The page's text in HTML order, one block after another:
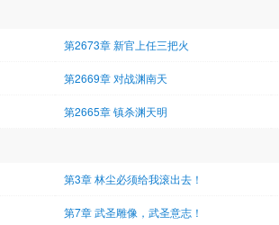
第2673章 新官上任三把火
第2669章 对战渊南天
第2665章 镇杀渊天明
第3章 林尘必须给我滚出去！
第7章 武圣雕像，武圣意志！